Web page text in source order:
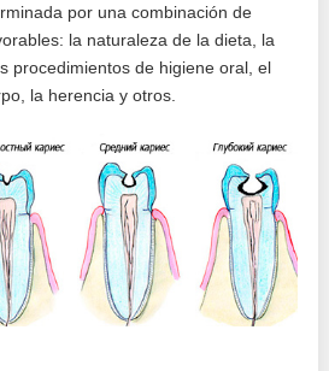
por una combinación de
la naturaleza de la dieta, la
procedimientos de higiene oral, el
la herencia y otros.